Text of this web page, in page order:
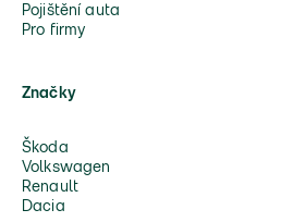
Pojištění auta
Pro firmy
Značky
Škoda
Volkswagen
Renault
Dacia